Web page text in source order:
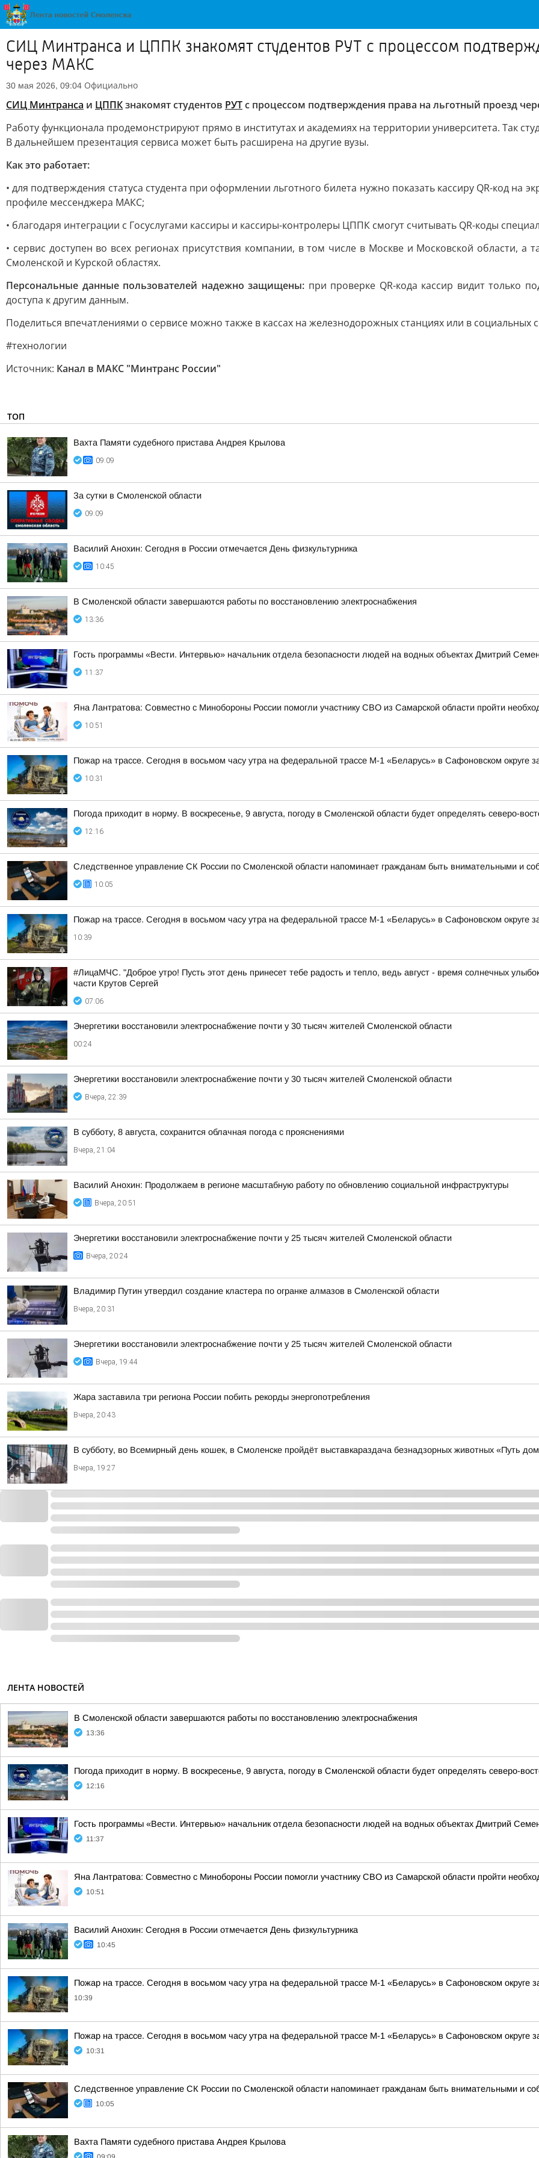
СИЦ Минтранса и ЦППК знакомят студентов РУТ с процессом
через МАКС
30 мая 2026, 09:04 Официально
СИЦ Минтранса и ЦППКзнакомят студентов РУТс процессом подтверждения права на льготный проезд
Работу функционала продемонстрируют прямо в институтах и академиях на территории университета. Так
В дальнейшем презентация сервиса может быть расширена на другие вузы.
Как это работает:
• для подтверждения статуса студента при оформлении льготного билета нужно показать кассиру QR-код на
профиле мессенджера МАКС;
• благодаря интеграции с Госуслугами кассиры и кассиры-контролеры ЦППК смогут считывать QR-коды
• сервис доступен во всех регионах присутствия компании, в том числе в Москве и Московской области, а
Смоленской и Курской областях.
Персональные данные пользователей надежно защищены: при проверке QR-кода кассир видит только
доступа к другим данным.
Поделиться впечатлениями о сервисе можно также в кассах на железнодорожных станциях или в социальных
#технологии
Источник: Канал в МАКС "Минтранс России"
ТОП
Вахта Памяти судебного пристава Андрея Крылова
09:09
За сутки в Смоленской области
09:09
Василий Анохин: Сегодня в России отмечается День физкультурника
10:45
В Смоленской области завершаются работы по восстановлению электроснабжения
13:36
Гость программы «Вести. Интервью» начальник отдела безопасности людей на водных объектах Дмитрий
11:37
Яна Лантратова: Совместно с Минобороны России помогли участнику СВО из Самарской области пройти
10:51
Пожар на трассе. Сегодня в восьмом часу утра на федеральной трассе М-1 «Беларусь» в Сафоновском округе
10:31
Погода приходит в норму. В воскресенье, 9 августа, погоду в Смоленской области будет определять северо-
12:16
Следственное управление СК России по Смоленской области напоминает гражданам быть внимательными и
10:05
Пожар на трассе. Сегодня в восьмом часу утра на федеральной трассе М-1 «Беларусь» в Сафоновском округе
10:39
#ЛицаМЧС. "Доброе утро! Пусть этот день принесет тебе радость и тепло, ведь август - время солнечных
части Крутов Сергей
07:06
Энергетики восстановили электроснабжение почти у 30 тысяч жителей Смоленской области
00:24
Энергетики восстановили электроснабжение почти у 30 тысяч жителей Смоленской области
Вчера, 22:39
В субботу, 8 августа, сохранится облачная погода с прояснениями
Вчера, 21:04
Василий Анохин: Продолжаем в регионе масштабную работу по обновлению социальной инфраструктуры
Вчера, 20:51
Энергетики восстановили электроснабжение почти у 25 тысяч жителей Смоленской области
Вчера, 20:24
Владимир Путин утвердил создание кластера по огранке алмазов в Смоленской области
Вчера, 20:31
Энергетики восстановили электроснабжение почти у 25 тысяч жителей Смоленской области
Вчера, 19:44
Жара заставила три региона России побить рекорды энергопотребления
Вчера, 20:43
В субботу, во Всемирный день кошек, в Смоленске пройдёт выставкараздача безнадзорных животных «Путь
Вчера, 19:27
ЛЕНТА НОВОСТЕЙ
В Смоленской области завершаются работы по восстановлению электроснабжения
13:36
Погода приходит в норму. В воскресенье, 9 августа, погоду в Смоленской области будет определять северо-
12:16
Гость программы «Вести. Интервью» начальник отдела безопасности людей на водных объектах Дмитрий
11:37
Яна Лантратова: Совместно с Минобороны России помогли участнику СВО из Самарской области пройти
10:51
Василий Анохин: Сегодня в России отмечается День физкультурника
10:45
Пожар на трассе. Сегодня в восьмом часу утра на федеральной трассе М-1 «Беларусь» в Сафоновском округе
10:39
Пожар на трассе. Сегодня в восьмом часу утра на федеральной трассе М-1 «Беларусь» в Сафоновском округе
10:31
Следственное управление СК России по Смоленской области напоминает гражданам быть внимательными и
10:05
Вахта Памяти судебного пристава Андрея Крылова